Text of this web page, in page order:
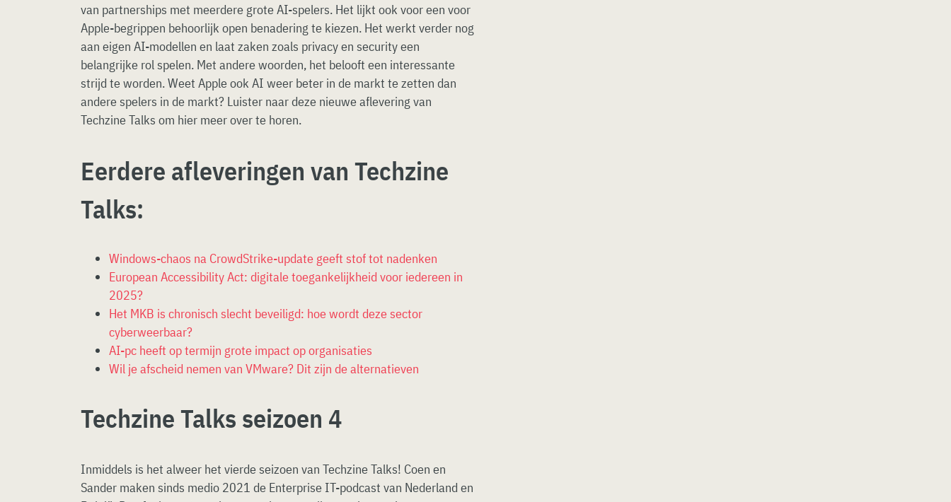
van partnerships met meerdere grote AI-spelers. Het lijkt ook voor een voor
Apple-begrippen behoorlijk open benadering te kiezen. Het werkt verder nog
aan eigen AI-modellen en laat zaken zoals privacy en security een
belangrijke rol spelen. Met andere woorden, het belooft een interessante
strijd te worden. Weet Apple ook AI weer beter in de markt te zetten dan
andere spelers in de markt? Luister naar deze nieuwe aflevering van
Techzine Talks om hier meer over te horen.
Eerdere afleveringen van Techzine
Talks:
Windows-chaos na CrowdStrike-update geeft stof tot nadenken
European Accessibility Act: digitale toegankelijkheid voor iedereen in
2025?
Het MKB is chronisch slecht beveiligd: hoe wordt deze sector
cyberweerbaar?
AI-pc heeft op termijn grote impact op organisaties
Wil je afscheid nemen van VMware? Dit zijn de alternatieven
Techzine Talks seizoen 4
Inmiddels is het alweer het vierde seizoen van Techzine Talks! Coen en
Sander maken sinds medio 2021 de Enterprise IT-podcast van Nederland en